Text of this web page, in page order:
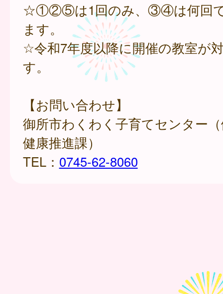
☆①②⑤は1回のみ、③④は何回で
ます。
☆令和7年度以降に開催の教室が
す。
【お問い合わせ】
御所市わくわく子育てセンター
健康推進課）
TEL： 0745-62-8060